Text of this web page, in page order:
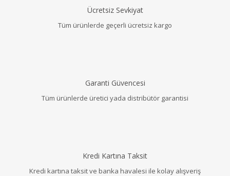
Ücretsiz Sevkiyat
Tüm ürünlerde geçerli ücretsiz kargo
Garanti Güvencesi
Tüm ürünlerde üretici yada distribütör garantisi
Kredi Kartına Taksit
Kredi kartına taksit ve banka havalesi ile kolay alışveriş